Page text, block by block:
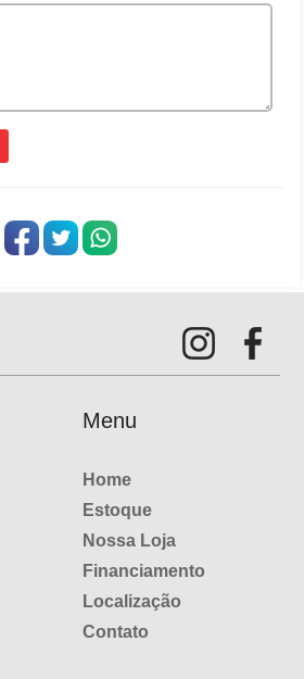
Menu
Home
Estoque
Nossa Loja
Financiamento
Localização
Contato